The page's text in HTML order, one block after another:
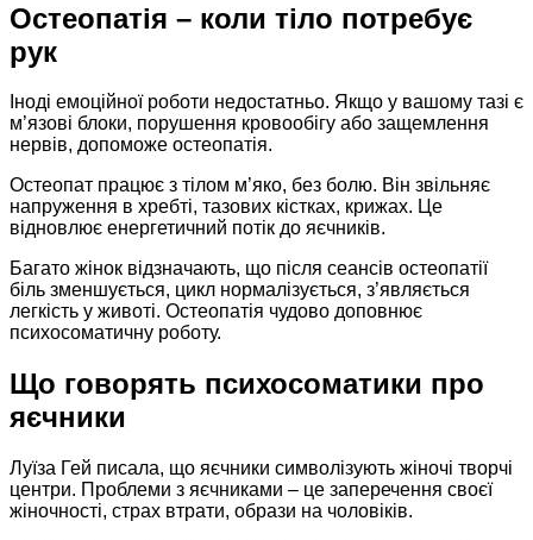
Остеопатія – коли тіло потребує
рук
Іноді емоційної роботи недостатньо. Якщо у вашому тазі є
м’язові блоки, порушення кровообігу або защемлення
нервів, допоможе остеопатія.
Остеопат працює з тілом м’яко, без болю. Він звільняє
напруження в хребті, тазових кістках, крижах. Це
відновлює енергетичний потік до яєчників.
Багато жінок відзначають, що після сеансів остеопатії
біль зменшується, цикл нормалізується, з’являється
легкість у животі. Остеопатія чудово доповнює
психосоматичну роботу.
Що говорять психосоматики про
яєчники
Луїза Гей писала, що яєчники символізують жіночі творчі
центри. Проблеми з яєчниками – це заперечення своєї
жіночності, страх втрати, образи на чоловіків.